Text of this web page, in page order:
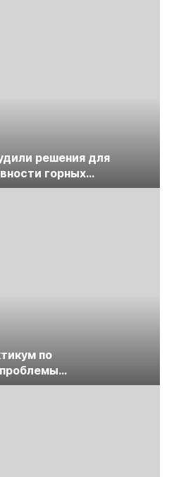
решения для
горных
по
экспертизы